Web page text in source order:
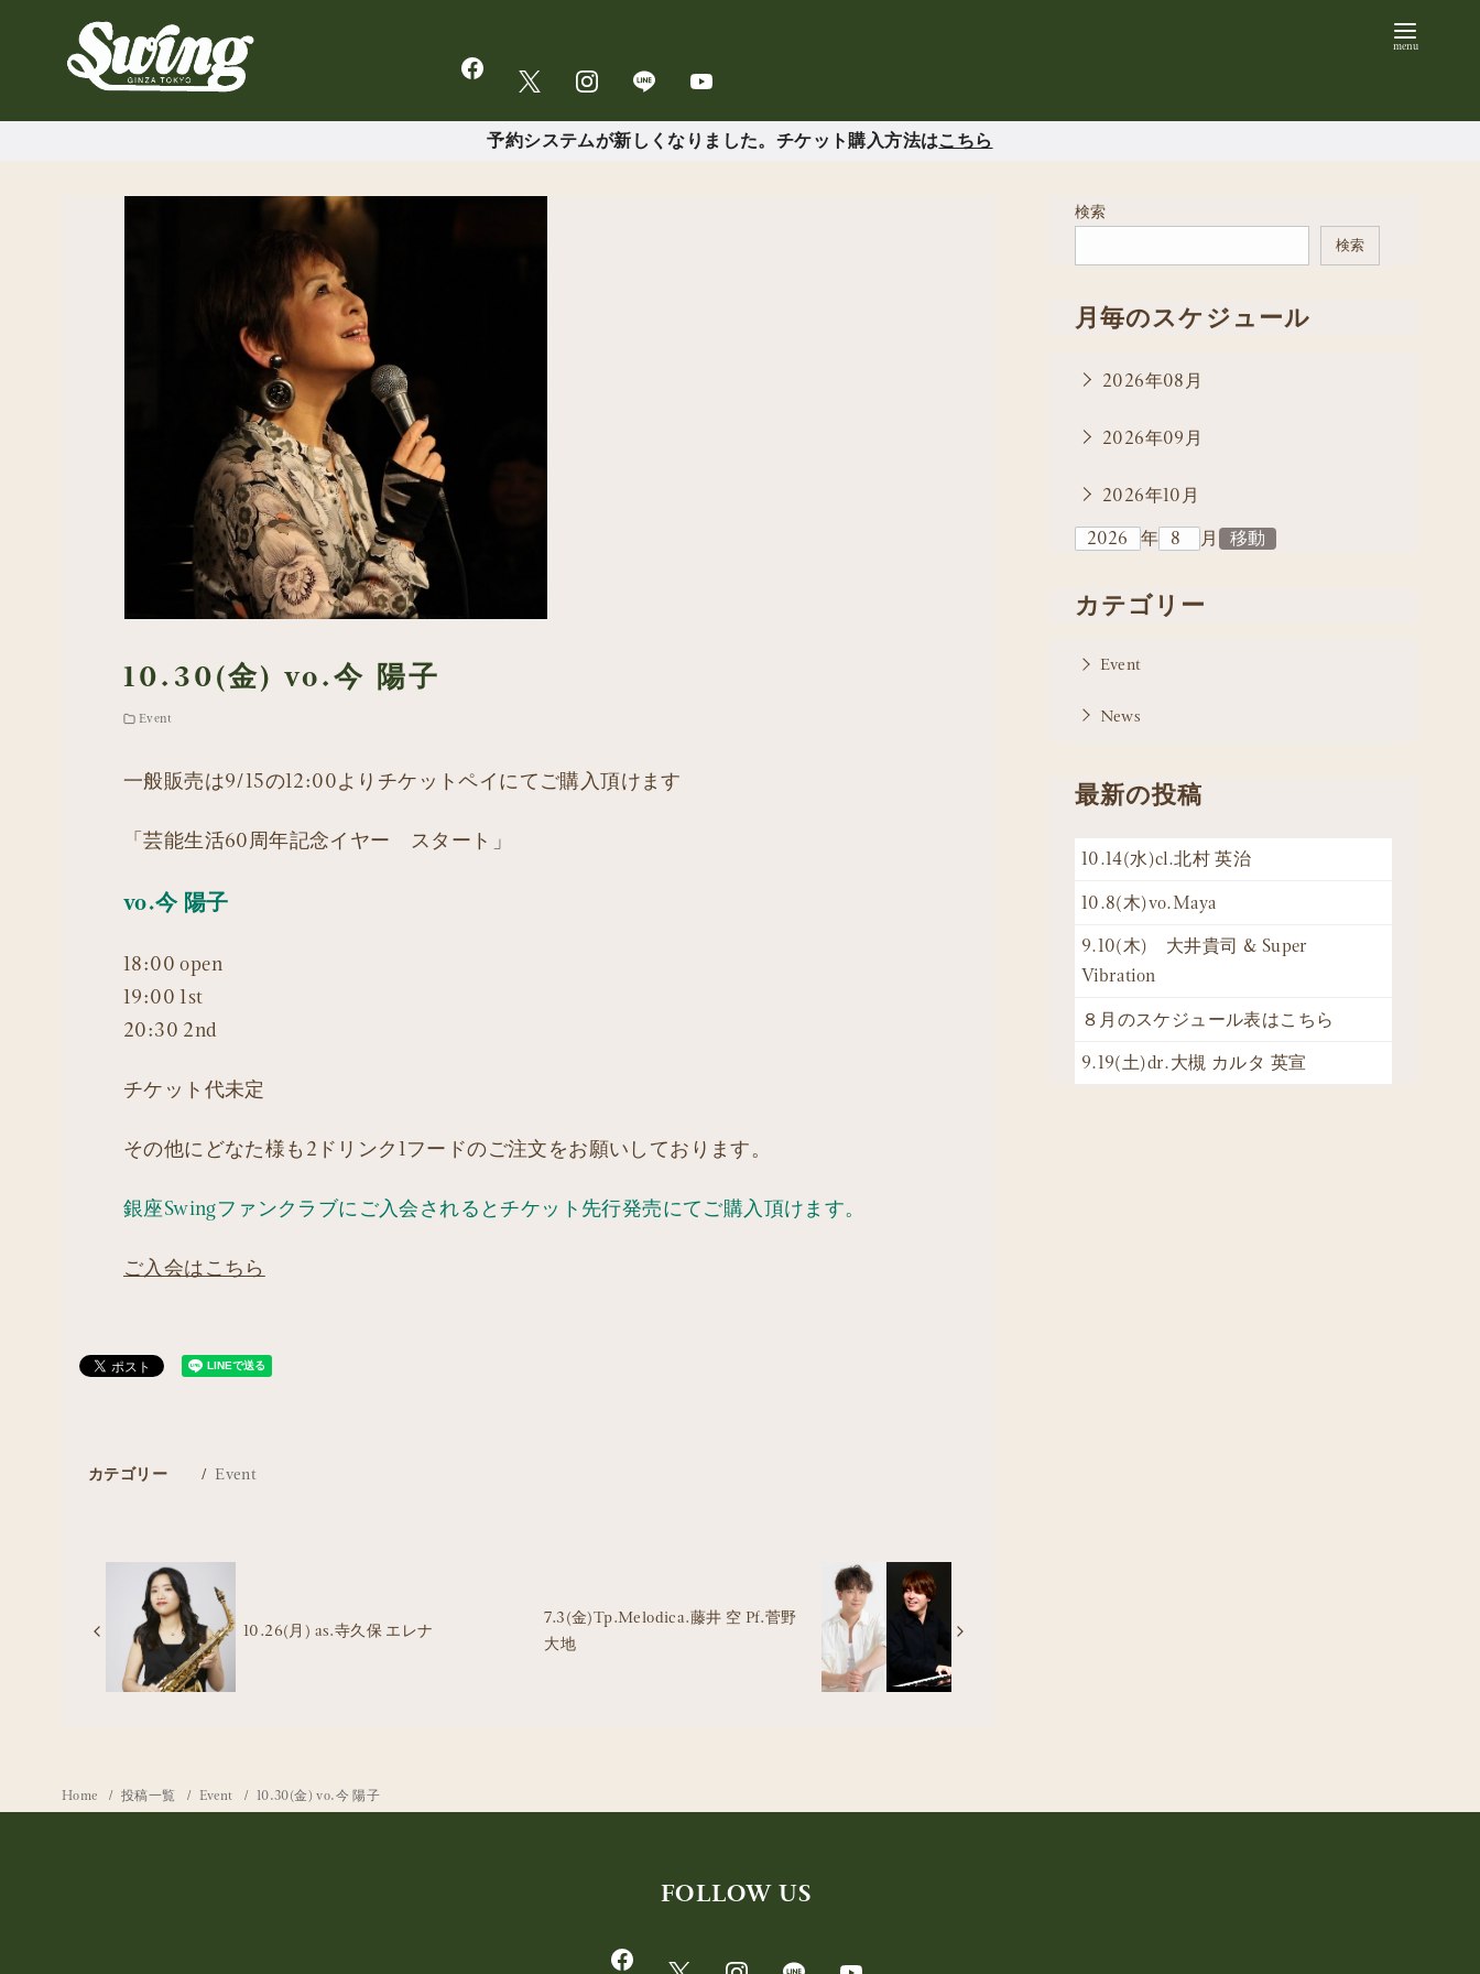
予約システムが新しくなりました。チケット購入方法はこちら
10.30(金) vo.今 陽子
Event
一般販売は9/15の12:00よりチケットペイにてご購入頂けます
「芸能生活60周年記念イヤー スタート」
vo.今 陽子
18:00 open
19:00 1st
20:30 2nd
チケット代未定
その他にどなた様も2ドリンク1フードのご注文をお願いしております。
銀座Swingファンクラブにご入会されるとチケット先行発売にてご購入頂けます。
ご入会はこちら
カテゴリー Event
10.26(月) as.寺久保 エレナ
7.3(金)Tp.Melodica.藤井 空 Pf.菅野
大地
検索
検索
月毎のスケジュール
2026年08月
2026年09月
2026年10月
年
月
カテゴリー
Event
News
最新の投稿
10.14(水)cl.北村 英治
10.8(木)vo.Maya
9.10(木) 大井貴司 & Super
Vibration
８月のスケジュール表はこちら
9.19(土)dr.大槻 カルタ 英宣
Home 投稿一覧 Event 10.30(金) vo.今 陽子
FOLLOW US